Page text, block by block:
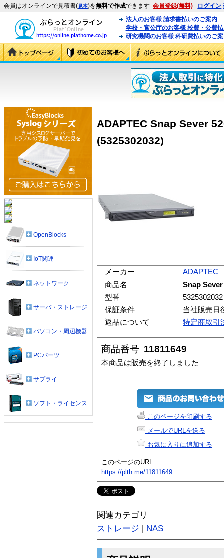
会員はオンラインで見積書(見本)を無料で作成できます 会員登録(無料) ログイン
法人のお客様 請求書払いのご案内
学校・官公庁のお客様 校費・公費
研究機関のお客様 科研費払いのご
ADAPTEC Snap Sever
(5325302032)
メーカー
ADAPTEC
商品名
Snap
型番
5325302032
保証条件
当社販売日
返品について
特定商取引
商品番号 11811649
本商品は販売を終了しました
このページを印刷する
メールでURLを送る
お気に入りに追加する
このページのURL
https://plth.me/11811649
関連カテゴリ
ストレージ | NAS
OpenBlocks
IoT関連
ネットワーク
サーバ・ストレージ
パソコン・周辺機器
PCパーツ
サプライ
ソフト・ライセンス